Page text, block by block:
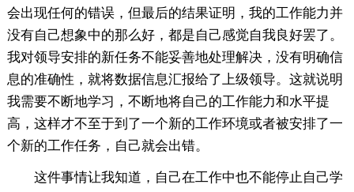
会出现任何的错误，但最后的结果证明，我的工作能力并
没有自己想象中的那么好，都是自己感觉自我良好罢了。
我对领导安排的新任务不能妥善地处理解决，没有明确信
息的准确性，就将数据信息汇报给了上级领导。这就说明
我需要不断地学习，不断地将自己的工作能力和水平提
高，这样才不至于到了一个新的工作环境或者被安排了一
个新的工作任务，自己就会出错。
这件事情让我知道，自己在工作中也不能停止自己学